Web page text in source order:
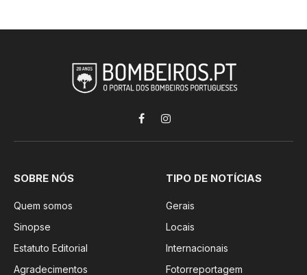
FacebookInstagram
SOBRE NÓS
Quem somos
Sinopse
Estatuto Editorial
Agradecimentos
TIPO DE NOTÍCIAS
Gerais
Locais
Internacionais
Fotorreportagem